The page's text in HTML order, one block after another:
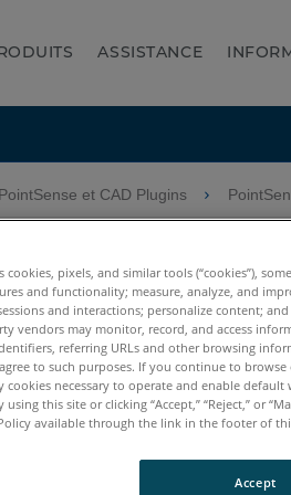
ASSISTANCE
et CAD Plugins
Section
cookies, pixels, and similar tools (“cookies”),
and functionality; measure, analyze, and
and interactions; personalize content;
vendors may monitor, record, and access
referring URLs and other browsing
to such purposes. If you continue to
cookies necessary to operate and enable
using this site or clicking “Accept,” “Reject,” or
available through the link in the footer of
Accept